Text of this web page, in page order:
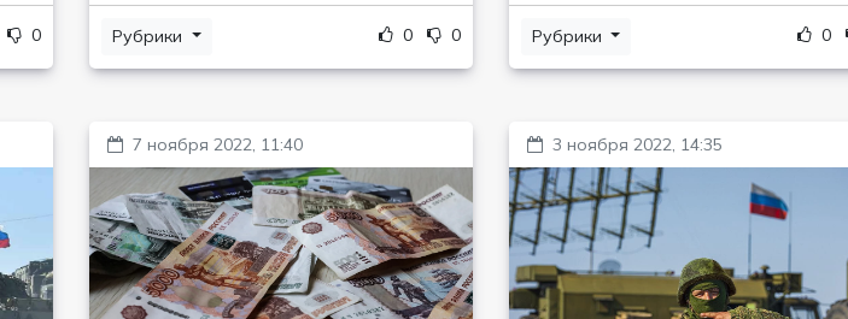
0 Рубрики 0 0 Рубрики 0
7 ноября 2022, 11:40 3 ноября 2022, 14:35